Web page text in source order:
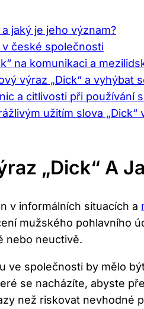
jaký je jeho význam?
⁢v české​ společnosti
na komunikaci a​
výraz „Dick“ a vyhýbat
a ⁤citlivosti⁤ při používání
užitím ⁢slova
„Dick“ A
v informálních ​situacích a
⁣mužského pohlavního
‍nebo neuctivě.
ve společnosti by ⁤mělo‌
se‌ nacházíte, abyste
než riskovat nevhodné